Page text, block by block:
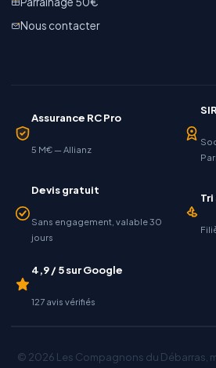
Nous contacter
Assurance RC Pro
5 M€ — Allianz
Devis gratuit
Sans engagement, valable 30
jours
4,9 / 5 sur Google
127 avis vérifiés
© 2026 Les Compagnons du Débarras,